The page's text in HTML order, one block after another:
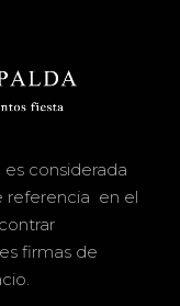
considerada
referencia en el
firmas de